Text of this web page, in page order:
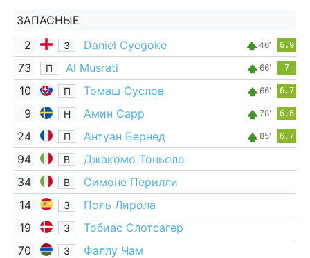
ЗАПАСНЫЕ
2
З Daniel Oyegoke 46' 6.9
73 П Al Musrati 66' 7
10 П Томаш Суслов 66' 6.7
9 Н Амин Сарр 78' 6.6
24 П Антуан Бернед 85' 6.7
94 В
Джакомо Тоньоло
34
В
Симоне Перилли
14
З
Поль Лирола
19
З
Тобиас Слотсагер
70
З
Фаллу Чам